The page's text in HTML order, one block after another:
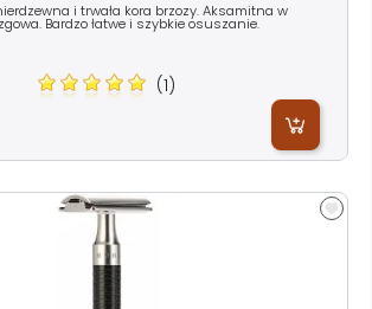
i trwała kora brzozy. Aksamitna w
Bardzo łatwe i szybkie osuszanie.
(1)